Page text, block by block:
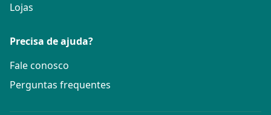
Lojas
Precisa de ajuda?
Fale conosco
Perguntas frequentes